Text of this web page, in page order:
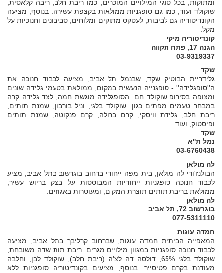
ומתוקות, בכל סוגי המילויים המוכרים, כמו ריבת חלב, ריבה קלאסית,
שוקולד ועוד, כמו גם סופגניות ממולאות בקצפת עשירה. בנוסף, מציעה
הקונדיטוריה גם לביבות, לעטקס מתוקים ומלוחים, סביבונים וחנוכיות על
מקל.
קונדיטוריה מיקי
הגנה 17, פתח תקווה
03-9319337
שקד
גלידריית הבוטיק שקד, שבנמל תל אביב, מציעה לכבוד חנוכה את
ה''סופגלידה'' - סופגנייה הנעשית במקום, ממולאת בטעמי גלידה שונים
ומצופה בסירופ שוקולד חם. הסופגלידה מוגשת חמה, לצד גלידה קרה
במבחר טעמים מפתים כגון: שוקולד בלגי, וניל בורבון, שמנת תותים,
ריבת חלב, גלידת וויסקי, קרם ברולה, קרם פנקוטה, שמנת תותים
ופיסטוק, ועוד.
שקד
נמל ת''א
03-6760438
לה מולאן
הבולנז'ורי לה מולאן, בית מפה ייחודי ברחוב בוגרשוב בתל אביב, מציע
לכבוד חנוכה סופגניות ייחודיות המבוססות על בצק בריוש עשיר,
ממולאת בריבת תותים תוצרת המקום, ומעוטרות באגוזים.
לה מולאן
בוגרשוב 72, תל אביב
077-5311110
חמדה עוגות
המאפייה הביתית חמדה עוגות, שברחוב קרליבך בתל אביב, מציעה
לכבוד חנוכה סופגניות במגוון מילויים מגרים: ריבת תות שדה משובחת,
שוקולד בלגי 65%, דולסה דה לצ'ה (ריבת חלב), שוקולד לבן, וחלבה
מעודנת בקרם פטיסייר. בנוסף, מציעים בקונדיטוריה סופגניות ללא